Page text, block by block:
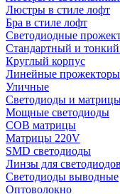
Люстры в стиле лофт
Бра в стиле лофт
Светодиодные
Стандартный и тонкий
Круглый корпус
Линейные прожекторы
Уличные
Светодиоды и
Мощные светодиоды
COB матрицы
Матрицы 220V
SMD светодиоды
Линзы для светодиодов
Светодиоды выводные
Оптоволокно